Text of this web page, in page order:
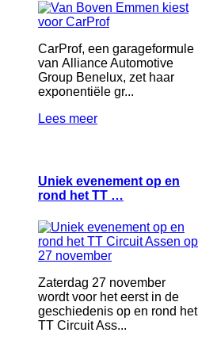
CarProf, een garageformule
van Alliance Automotive
Group Benelux, zet haar
exponentiële gr...
Lees meer
Uniek evenement op en
rond het TT …
Zaterdag 27 november
wordt voor het eerst in de
geschiedenis op en rond het
TT Circuit Ass...